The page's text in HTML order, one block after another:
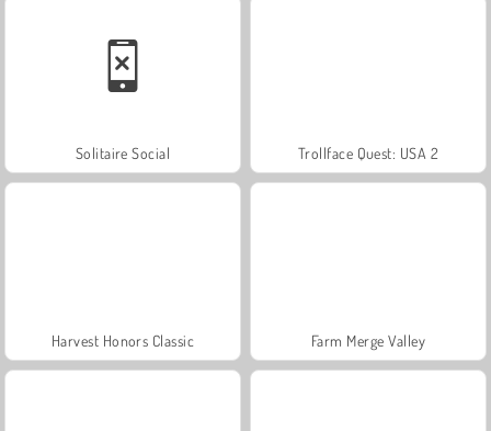
Solitaire Social Trollface Quest: USA 2
Harvest Honors Classic Farm Merge Valley